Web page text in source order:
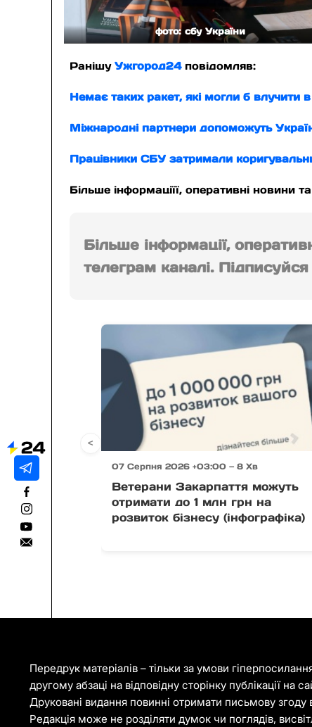
фото: сбу України
РанішуУжгород24повідомляв:
Немає таких ракет, які могли б влучити
Міжнародні партнери допоможуть
Працівники СБУ затримали
Більше інформаціїї, оперативні новини
Більше інформації,
телеграм каналі.
07 Серпня 2026 +03:00 — 8 Хв
Ветерани Закарпаття можуть
отримати до 1 млн грн на
розвиток бізнесу (інфографіка)
<
Передрук матеріалів – тільки за умови
другому абзаці на відповідну сторінку публікації на
Друковані видання повинні отримати письмову згоду
Редакція може не розділяти думок чи поглядів,